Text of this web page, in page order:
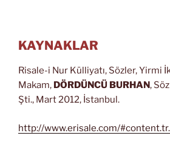
KAYNAKLAR
Risale-i Nur Külliyatı, Sözler, Yirmi
Makam, DÖRDÜNCÜ BURHAN,
Şti., Mart 2012, İstanbul.
http://www.erisale.com/